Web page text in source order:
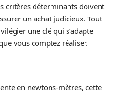
critères déterminants doivent
un achat judicieux. Tout
une clé qui s’adapte
vous comptez réaliser.
en newtons-mètres, cette